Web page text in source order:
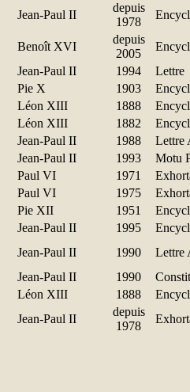
Jean-Paul II
depuis
1978
Benoît XVI
depuis
2005
Jean-Paul II 1994
Lettre
Pie X 1903
Léon XIII 1888
Léon XIII 1882
Jean-Paul II 1988 Lettre
Jean-Paul II 1993
Motu
Paul VI 1971
Paul VI 1975
Pie XII 1951
Jean-Paul II 1995
Jean-Paul II 1990
Lettre
Jean-Paul II 1990
Léon XIII 1888
Jean-Paul II
depuis
1978